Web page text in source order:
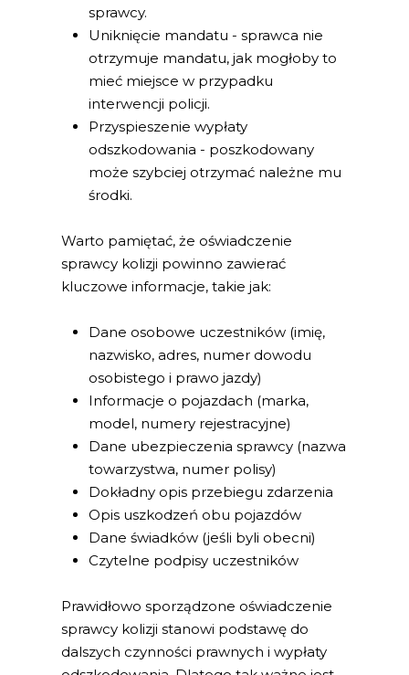
sprawcy.
Uniknięcie mandatu - sprawca nie
otrzymuje mandatu, jak mogłoby to
mieć miejsce w przypadku
interwencji policji.
Przyspieszenie wypłaty
odszkodowania - poszkodowany
może szybciej otrzymać należne mu
środki.
Warto pamiętać, że oświadczenie
sprawcy kolizji powinno zawierać
kluczowe informacje, takie jak:
Dane osobowe uczestników (imię,
nazwisko, adres, numer dowodu
osobistego i prawo jazdy)
Informacje o pojazdach (marka,
model, numery rejestracyjne)
Dane ubezpieczenia sprawcy (nazwa
towarzystwa, numer polisy)
Dokładny opis przebiegu zdarzenia
Opis uszkodzeń obu pojazdów
Dane świadków (jeśli byli obecni)
Czytelne podpisy uczestników
Prawidłowo sporządzone oświadczenie
sprawcy kolizji stanowi podstawę do
dalszych czynności prawnych i wypłaty